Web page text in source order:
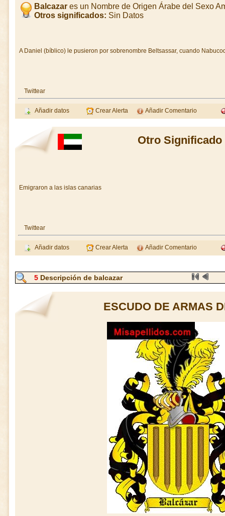
Balcazar es un Nombre de Origen Árabe del Sexo
Otros significados: Sin Datos
A Daniel (bíblico) le pusieron por sobrenombre Beltsassar, cuando
Twittear
Añadir datos Crear Alerta Añadir Comentario
Otro Significado
Emigraron a las islas canarias
Twittear
Añadir datos Crear Alerta Añadir Comentario
5Descripción de balcazar
ESCUDO DE ARMAS